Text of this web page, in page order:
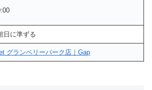
日に準ずる
グランベリーパーク店｜Gap